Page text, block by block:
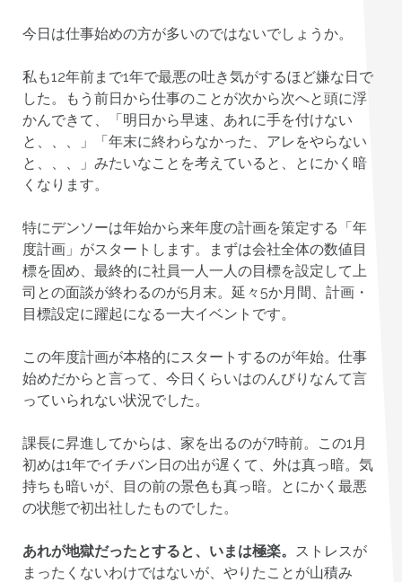
今日は仕事始めの方が多いのではないでしょうか。
私も12年前まで1年で最悪の吐き気がするほど嫌な日で
した。もう前日から仕事のことが次から次へと頭に浮
かんできて、「明日から早速、あれに手を付けない
と、、、」「年末に終わらなかった、アレをやらない
と、、、」みたいなことを考えていると、とにかく暗
くなります。
特にデンソーは年始から来年度の計画を策定する「年
度計画」がスタートします。まずは会社全体の数値目
標を固め、最終的に社員一人一人の目標を設定して上
司との面談が終わるのが5月末。延々5か月間、計画・
目標設定に躍起になる一大イベントです。
この年度計画が本格的にスタートするのが年始。仕事
始めだからと言って、今日くらいはのんびりなんて言
っていられない状況でした。
課長に昇進してからは、家を出るのが7時前。この1月
初めは1年でイチバン日の出が遅くて、外は真っ暗。気
持ちも暗いが、目の前の景色も真っ暗。とにかく最悪
の状態で初出社したものでした。
あれが地獄だったとすると、いまは極楽。
ストレスが
まったくないわけではないが、やりたことが山積み